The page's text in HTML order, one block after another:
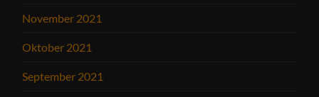
November 2021
Oktober 2021
September 2021